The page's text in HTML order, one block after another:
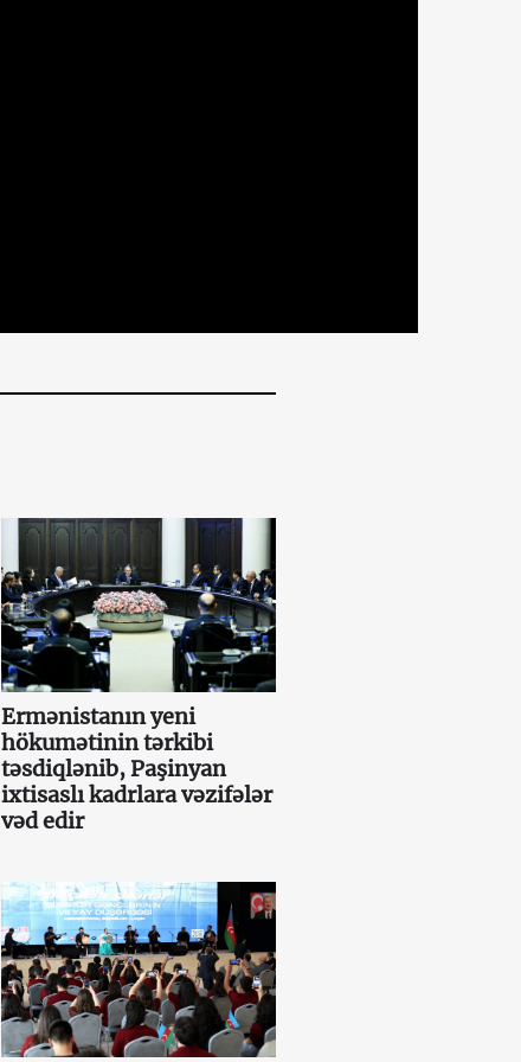
Ermənistanın yeni
hökumətinin tərkibi
təsdiqlənib, Paşinyan
ixtisaslı kadrlara vəzifələr
vəd edir